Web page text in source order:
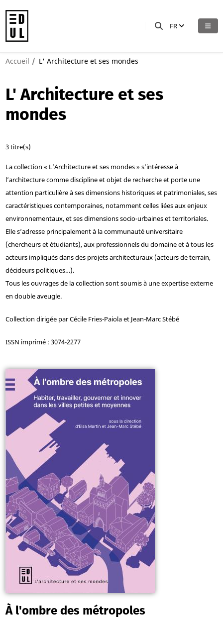
FR
Accueil L' Architecture et ses mondes
L' Architecture et ses
mondes
3 titre(s)
La collection « L’Architecture et ses mondes » s’intéresse à
l’architecture comme discipline et objet de recherche et porte une
attention particulière à ses dimensions historiques et patrimoniales, ses
caractéristiques contemporaines, notamment celles liées aux enjeux
environnementaux, et ses dimensions socio-urbaines et territoriales.
Elle s’adresse principalement à la communauté universitaire
(chercheurs et étudiants), aux professionnels du domaine et à tous les
acteurs impliqués dans des projets architecturaux (acteurs de terrain,
décideurs politiques…).
Tous les ouvrages de la collection sont soumis à une expertise externe
en double aveugle.
Collection dirigée par Cécile Fries-Paiola et Jean-Marc Stébé
ISSN imprimé : 3074-2277
À l'ombre des métropoles